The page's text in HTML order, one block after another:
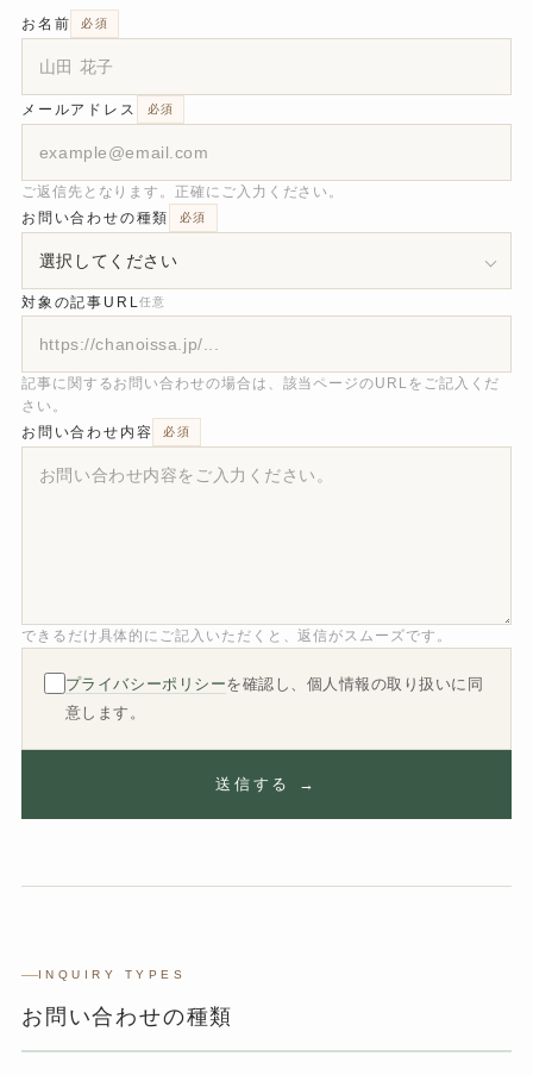
お名前 必須
メールアドレス 必須
ご返信先となります。正確にご入力ください。
お問い合わせの種類 必須
対象の記事URL任意
記事に関するお問い合わせの場合は、該当ページのURLをご記入くだ
さい。
お問い合わせ内容 必須
できるだけ具体的にご記入いただくと、返信がスムーズです。
プライバシーポリシーを確認し、個人情報の取り扱いに同
意します。
送信する →
INQUIRY TYPES
お問い合わせの種類